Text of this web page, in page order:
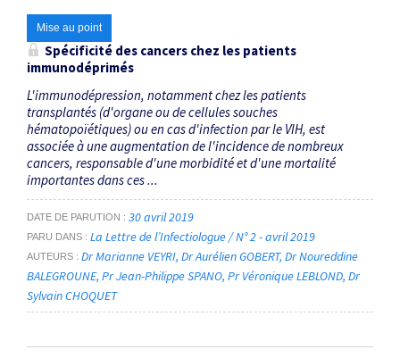
Mise au point
Spécificité des cancers chez les patients
immunodéprimés
L'immunodépression, notamment chez les patients
transplantés (d'organe ou de cellules souches
hématopoïétiques) ou en cas d'infection par le VIH, est
associée à une augmentation de l'incidence de nombreux
cancers, responsable d'une morbidité et d'une mortalité
importantes dans ces ...
DATE DE PARUTION 30 avril 2019
PARU DANS La Lettre de l’Infectiologue / N° 2 - avril 2019
AUTEURS Dr Marianne VEYRI Dr Aurélien GOBERT Dr Noureddine
BALEGROUNE Pr Jean-Philippe SPANO Pr Véronique LEBLOND Dr
Sylvain CHOQUET